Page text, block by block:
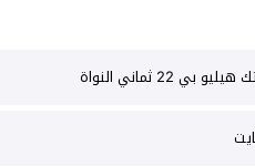
بي 22 ثماني النواة